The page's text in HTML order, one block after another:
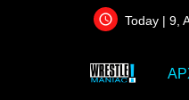
Today | 9,